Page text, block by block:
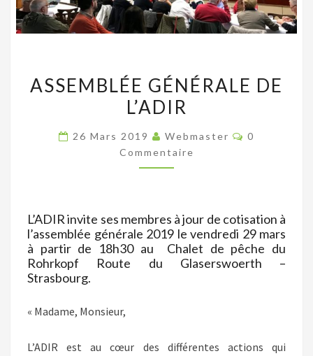
GÉNÉRALE
DE
ASSEMBLÉE GÉNÉRALE DE
L’ADIR
26 Mars 2019 Webmaster
0
Commentaire
L’ADIR invite ses membres à jour de cotisation à
l’assemblée générale 2019 le vendredi 29 mars
à partir de 18h30 au Chalet de pêche du
Rohrkopf Route du Glaserswoerth –
Strasbourg.
« Madame, Monsieur,
L’ADIR est au cœur des différentes actions qui